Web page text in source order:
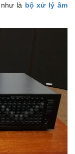
là bộ xử lý âm